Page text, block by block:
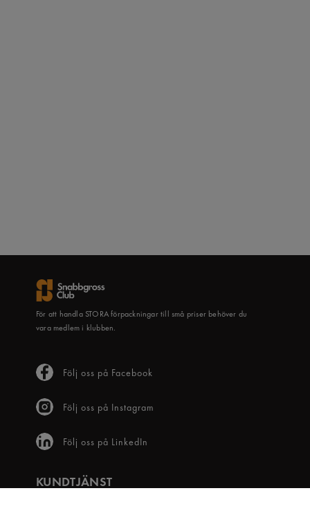
För att handla STORA förpackningar till små priser behöver du
vara medlem i klubben.
Följ oss på Facebook
Följ oss på Instagram
Följ oss på LinkedIn
KUNDTJÄNST